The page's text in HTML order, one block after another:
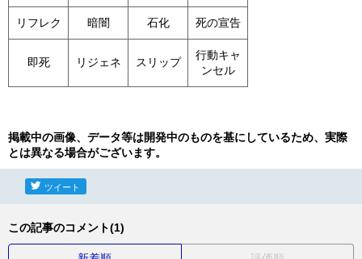
リフレク 暗闇 石化 死の宣告
即死 リジェネ スリップ
行動キャ
ンセル
掲載中の画像、データ等は開発中のものを基にしているため、実際
とは異なる場合がございます。
ツイート
この記事のコメント(1)